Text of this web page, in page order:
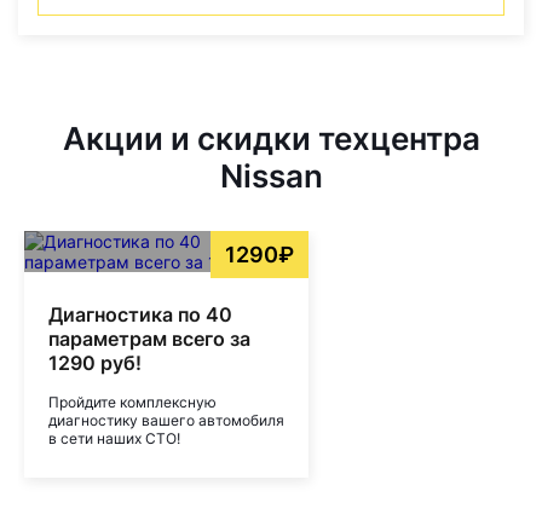
Акции и скидки техцентра
Nissan
1290₽
Диагностика по 40
параметрам всего за
1290 руб!
Пройдите комплексную
диагностику вашего автомобиля
в сети наших СТО!